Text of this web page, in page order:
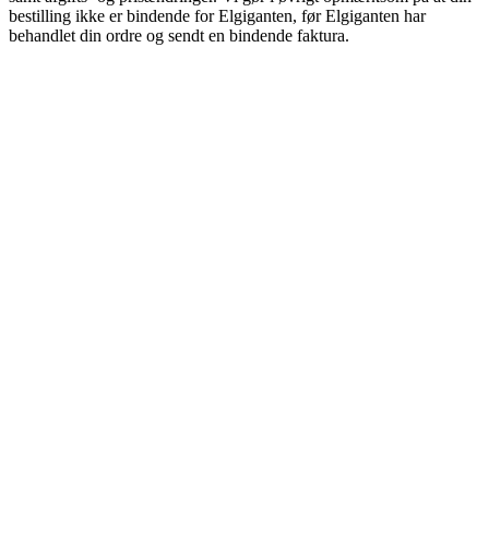
bestilling ikke er bindende for Elgiganten, før Elgiganten har
behandlet din ordre og sendt en bindende faktura.